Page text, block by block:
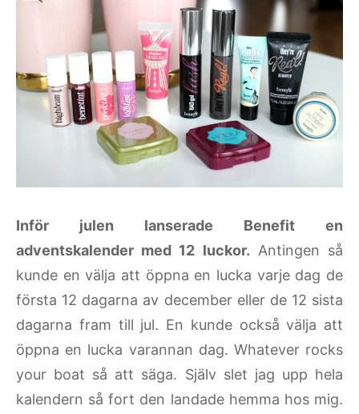
Inför julen lanserade Benefit en
adventskalender med 12 luckor. Antingen så
kunde en välja att öppna en lucka varje dag de
första 12 dagarna av december eller de 12 sista
dagarna fram till jul. En kunde också välja att
öppna en lucka varannan dag. Whatever rocks
your boat så att säga. Själv slet jag upp hela
kalendern så fort den landade hemma hos mig.